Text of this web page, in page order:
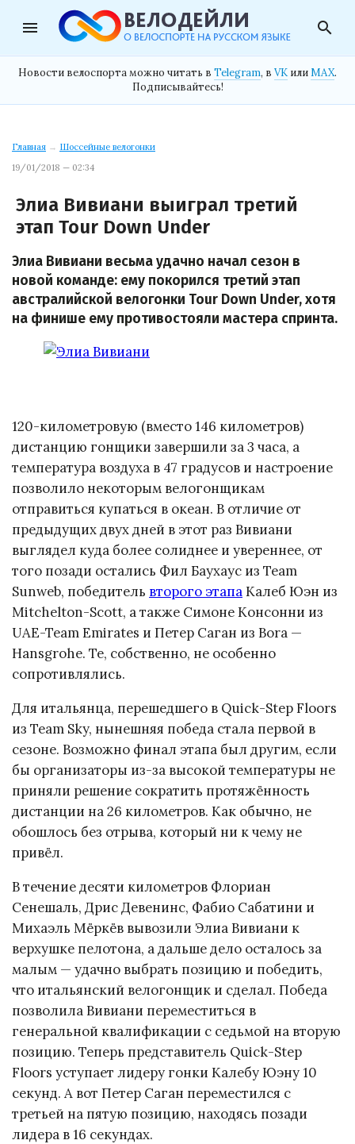
menu search
Новости велоспорта можно читать в Telegram, в VK илиMAX.
Подписывайтесь!
Главная → Шоссейные велогонки
19/01/2018 — 02:34
Элиа Вивиани выиграл третий
этап Tour Down Under
Элиа Вивиани весьма удачно начал сезон в
новой команде: ему покорился третий этап
австралийской велогонки Tour Down Under, хотя
на финише ему противостояли мастера спринта.
120-километровую (вместо 146 километров)
дистанцию гонщики завершили за 3 часа, а
температура воздуха в 47 градусов и настроение
позволило некоторым велогонщикам
отправиться купаться в океан. В отличие от
предыдущих двух дней в этот раз Вивиани
выглядел куда более солиднее и увереннее, от
того позади остались Фил Баухаус из Team
Sunweb, победитель второго этапаКалеб Юэн из
Mitchelton-Scott, а также Симоне Консонни из
UAE-Team Emirates и Петер Саган из Bora —
Hansgrohe. Те, собственно, не особенно
сопротивлялись.
Для итальянца, перешедшего в Quick-Step Floors
из Team Sky, нынешняя победа стала первой в
сезоне. Возможно финал этапа был другим, если
бы организаторы из-за высокой температуры не
приняли решение сократить протяжённость
дистанции на 26 километров. Как обычно, не
обошлось без отрыва, который ни к чему не
привёл.
В течение десяти километров Флориан
Сенешаль, Дрис Девенинс, Фабио Сабатини и
Михаэль Мёркёв вывозили Элиа Вивиани к
верхушке пелотона, а дальше дело осталось за
малым — удачно выбрать позицию и победить,
что итальянский велогонщик и сделал. Победа
позволила Вивиани переместиться в
генеральной квалификации с седьмой на вторую
позицию. Теперь представитель Quick-Step
Floors уступает лидеру гонки Калебу Юэну 10
секунд. А вот Петер Саган переместился с
третьей на пятую позицию, находясь позади
лидера в 16 секундах.